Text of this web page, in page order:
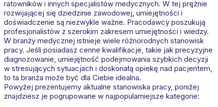
ratowników i innych specjalistów medycznych. W tej prężnie
rozwijającej się dziedzinie zawodowej, umiejętności i
doświadczenie są niezwykle ważne. Pracodawcy poszukują
profesjonalistów z szerokim zakresem umiejętności i wiedzy.
W branży medycznej istnieje wiele różnorodnych stanowisk
pracy. Jeśli posiadasz cenne kwalifikacje, takie jak precyzyjne
diagnozowanie, umiejętność podejmowania szybkich decyzji
w stresujących sytuacjach i doskonałą opiekę nad pacjentem,
to ta branża może być dla Ciebie idealna.
Powyżej prezentujemy aktualne stanowiska pracy, poniżej
znajdziesz je pogrupowane w najpopularniejsze kategorie: